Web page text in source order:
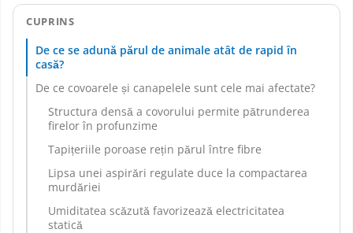
CUPRINS
De ce se adună părul de animale atât de rapid în
casă?
De ce covoarele și canapelele sunt cele mai afectate?
Structura densă a covorului permite pătrunderea
firelor în profunzime
Tapițeriile poroase rețin părul între fibre
Lipsa unei aspirări regulate duce la compactarea
murdăriei
Umiditatea scăzută favorizează electricitatea
statică